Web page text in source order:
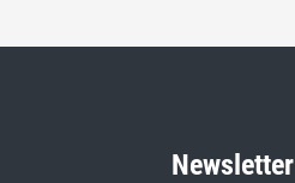
Newsletter